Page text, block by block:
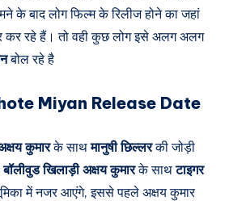
के बाद लोग फिल्म के रिलीज होने का जहां
कर रहे हैं। तो वही कुछ लोग इसे अलग अलग
बोल रहे है
Miyan Release Date
कुमारके साथमानुषी छिल्लरकी जोड़ी
बॉलीवुड खिलाड़ी अक्षय कुमारके साथटाइगर
में नजर आएंगे, इससे पहले अक्षय कुमार